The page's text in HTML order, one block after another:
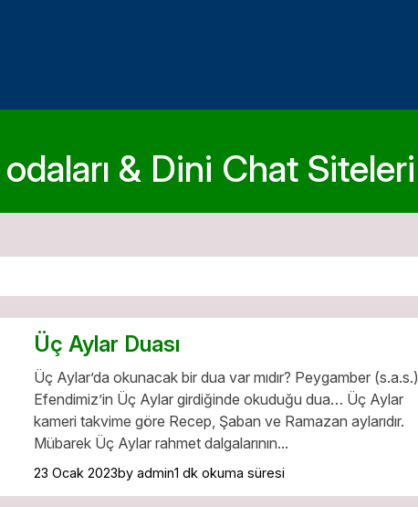
& Dini Chat Siteleri
Üç Aylar Duası
Üç Aylar’da okunacak bir dua var mıdır? Peygamber (s.a.s.)
Efendimiz’in Üç Aylar girdiğinde okuduğu dua… Üç Aylar
kameri takvime göre Recep, Şaban ve Ramazan aylarıdır.
Mübarek Üç Aylar rahmet dalgalarının...
23 Ocak 2023by admin1 dk okuma süresi